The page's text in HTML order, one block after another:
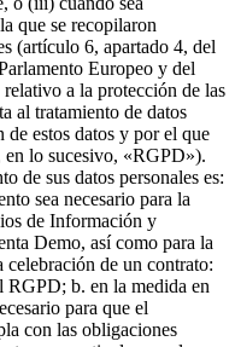
que se recopilaron
(artículo 6, apartado 4, del
Europeo y del
a la protección de las
al tratamiento de datos
estos datos y por el que
lo sucesivo, «RGPD»).
de sus datos personales es:
sea necesario para la
de Información y
Demo, así como para la
celebración de un contrato:
RGPD; b. en la medida en
para que el
con las obligaciones